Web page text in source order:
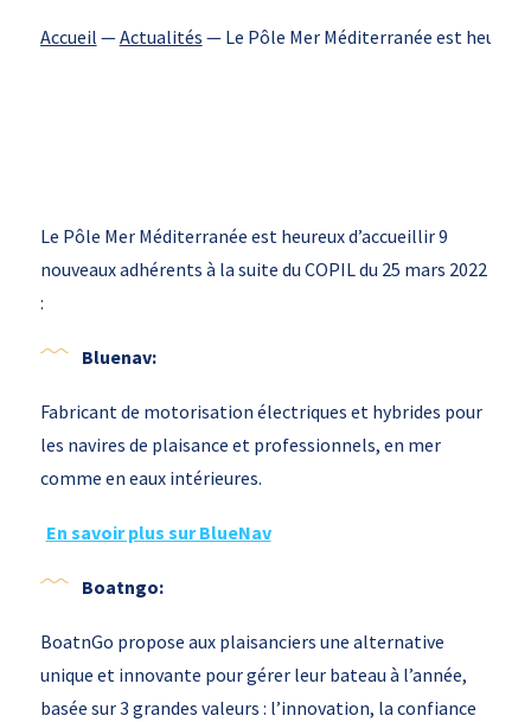
Accueil —Actualités — Le Pôle Mer Méditerranée est
Le Pôle Mer Méditerranée est heureux d’accueillir 9
nouveaux adhérents à la suite du COPIL du 25 mars 2022
:
Bluenav:
Fabricant de motorisation électriques et hybrides pour
les navires de plaisance et professionnels, en mer
comme en eaux intérieures.
En savoir plus sur BlueNav
Boatngo:
BoatnGo propose aux plaisanciers une alternative
unique et innovante pour gérer leur bateau à l’année,
basée sur 3 grandes valeurs : l’innovation, la confiance